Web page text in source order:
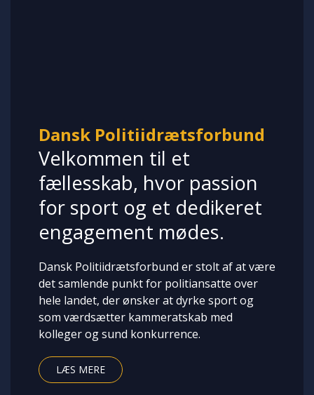
Dansk Politiidrætsforbund
Velkommen til et
fællesskab, hvor passion
for sport og et dedikeret
engagement mødes.
Dansk Politiidrætsforbund er stolt af at være
det samlende punkt for politiansatte over
hele landet, der ønsker at dyrke sport og
som værdsætter kammeratskab med
kolleger og sund konkurrence.
LÆS MERE